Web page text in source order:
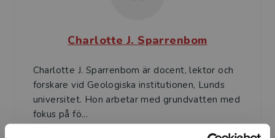
Charlotte J. Sparrenbom
Charlotte J. Sparrenbom är docent, lektor och
forskare vid Geologiska institutionen, Lunds
universitet. Hon arbetar med grundvatten med
fokus på fö...